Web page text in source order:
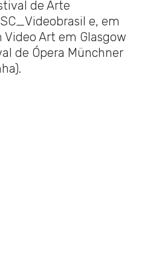
de Arte
e, em
Video Art em Glasgow
de Ópera Münchner